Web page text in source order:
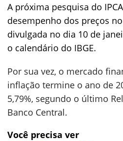
A próxima pesquisa do
desempenho dos preços
divulgada no dia 10 de
o calendário do IBGE.
Por sua vez, o mercado
inflação termine o ano de
5,79%, segundo o último
Banco Central.
Você precisa ver